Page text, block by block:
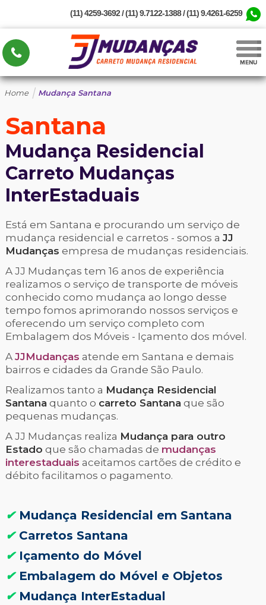
(11) 4259-3692 / (11) 9.7122-1388 / (11) 9.4261-6259
Home | Mudança Santana
Santana
Mudança Residencial
Carreto Mudanças
InterEstaduais
Está em Santana e procurando um serviço de
mudança residencial e carretos - somos a JJ
Mudanças empresa de mudanças residenciais.
A JJ Mudanças tem 16 anos de experiência
realizamos o serviço de transporte de móveis
conhecido como mudança ao longo desse
tempo fomos aprimorando nossos serviços e
oferecendo um serviço completo com
Embalagem dos Móveis - Içamento dos móvel.
A JJMudanças atende em Santana e demais
bairros e cidades da Grande São Paulo.
Realizamos tanto a Mudança Residencial
Santanaquanto o carreto Santanaque são
pequenas mudanças.
A JJ Mudanças realiza Mudança para outro
Estado que são chamadas de mudanças
interestaduais aceitamos cartões de crédito e
débito facilitamos o pagamento.
✔Mudança Residencial em Santana
✔Carretos Santana
✔Içamento do Móvel
✔Embalagem do Móvel e Objetos
✔Mudança InterEstadual